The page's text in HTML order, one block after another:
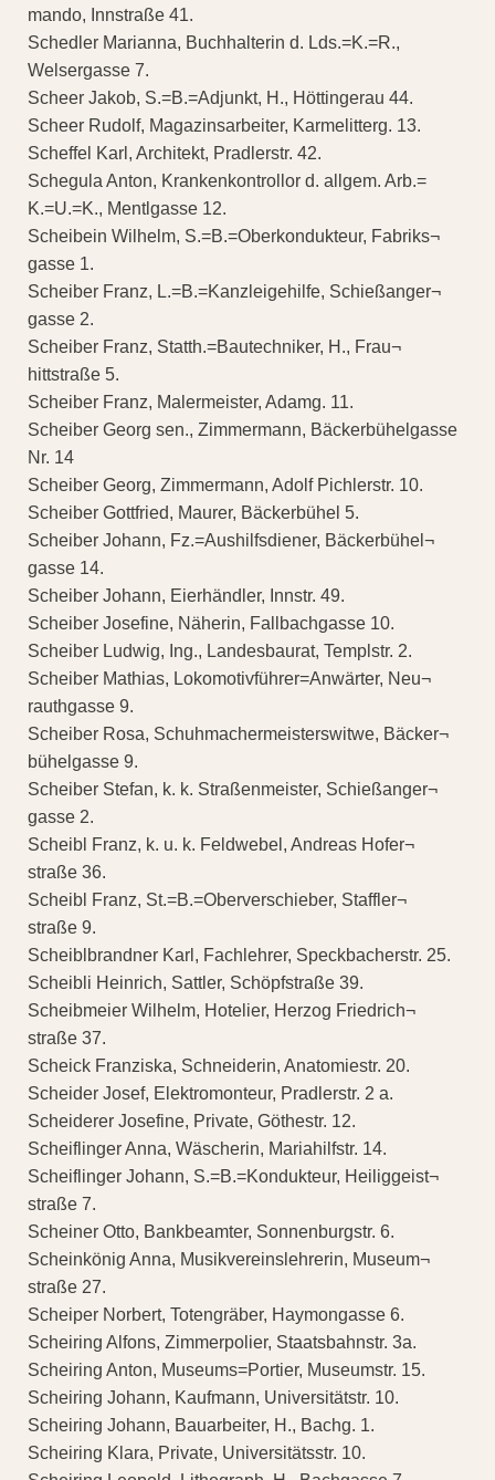
mando, Innstraße 41.
Schedler Marianna, Buchhalterin d. Lds.=K.=R.,
Welsergasse 7.
Scheer Jakob, S.=B.=Adjunkt, H., Höttingerau 44.
Scheer Rudolf, Magazinsarbeiter, Karmelitterg. 13.
Scheffel Karl, Architekt, Pradlerstr. 42.
Schegula Anton, Krankenkontrollor d. allgem. Arb.=
K.=U.=K., Mentlgasse 12.
Scheibein Wilhelm, S.=B.=Oberkondukteur, Fabriks¬
gasse 1.
Scheiber Franz, L.=B.=Kanzleigehilfe, Schießanger¬
gasse 2.
Scheiber Franz, Statth.=Bautechniker, H., Frau¬
hittstraße 5.
Scheiber Franz, Malermeister, Adamg. 11.
Scheiber Georg sen., Zimmermann, Bäckerbühelgasse
Nr. 14
Scheiber Georg, Zimmermann, Adolf Pichlerstr. 10.
Scheiber Gottfried, Maurer, Bäckerbühel 5.
Scheiber Johann, Fz.=Aushilfsdiener, Bäckerbühel¬
gasse 14.
Scheiber Johann, Eierhändler, Innstr. 49.
Scheiber Josefine, Näherin, Fallbachgasse 10.
Scheiber Ludwig, Ing., Landesbaurat, Templstr. 2.
Scheiber Mathias, Lokomotivführer=Anwärter, Neu¬
rauthgasse 9.
Scheiber Rosa, Schuhmachermeisterswitwe, Bäcker¬
bühelgasse 9.
Scheiber Stefan, k. k. Straßenmeister, Schießanger¬
gasse 2.
Scheibl Franz, k. u. k. Feldwebel, Andreas Hofer¬
straße 36.
Scheibl Franz, St.=B.=Oberverschieber, Staffler¬
straße 9.
Scheiblbrandner Karl, Fachlehrer, Speckbacherstr. 25.
Scheibli Heinrich, Sattler, Schöpfstraße 39.
Scheibmeier Wilhelm, Hotelier, Herzog Friedrich¬
straße 37.
Scheick Franziska, Schneiderin, Anatomiestr. 20.
Scheider Josef, Elektromonteur, Pradlerstr. 2 a.
Scheiderer Josefine, Private, Göthestr. 12.
Scheiflinger Anna, Wäscherin, Mariahilfstr. 14.
Scheiflinger Johann, S.=B.=Kondukteur, Heiliggeist¬
straße 7.
Scheiner Otto, Bankbeamter, Sonnenburgstr. 6.
Scheinkönig Anna, Musikvereinslehrerin, Museum¬
straße 27.
Scheiper Norbert, Totengräber, Haymongasse 6.
Scheiring Alfons, Zimmerpolier, Staatsbahnstr. 3a.
Scheiring Anton, Museums=Portier, Museumstr. 15.
Scheiring Johann, Kaufmann, Universitätstr. 10.
Scheiring Johann, Bauarbeiter, H., Bachg. 1.
Scheiring Klara, Private, Universitätsstr. 10.